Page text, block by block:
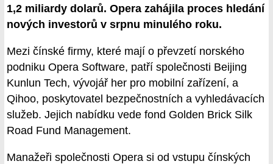
1,2 miliardy dolarů. Opera zahájila proces hledání
nových investorů v srpnu minulého roku.
Mezi čínské firmy, které mají o převzetí norského
podniku Opera Software, patří společnosti Beijing
Kunlun Tech, vývojář her pro mobilní zařízení, a
Qihoo, poskytovatel bezpečnostních a vyhledávacích
služeb. Jejich nabídku vede fond Golden Brick Silk
Road Fund Management.
Manažeři společnosti Opera si od vstupu čínských